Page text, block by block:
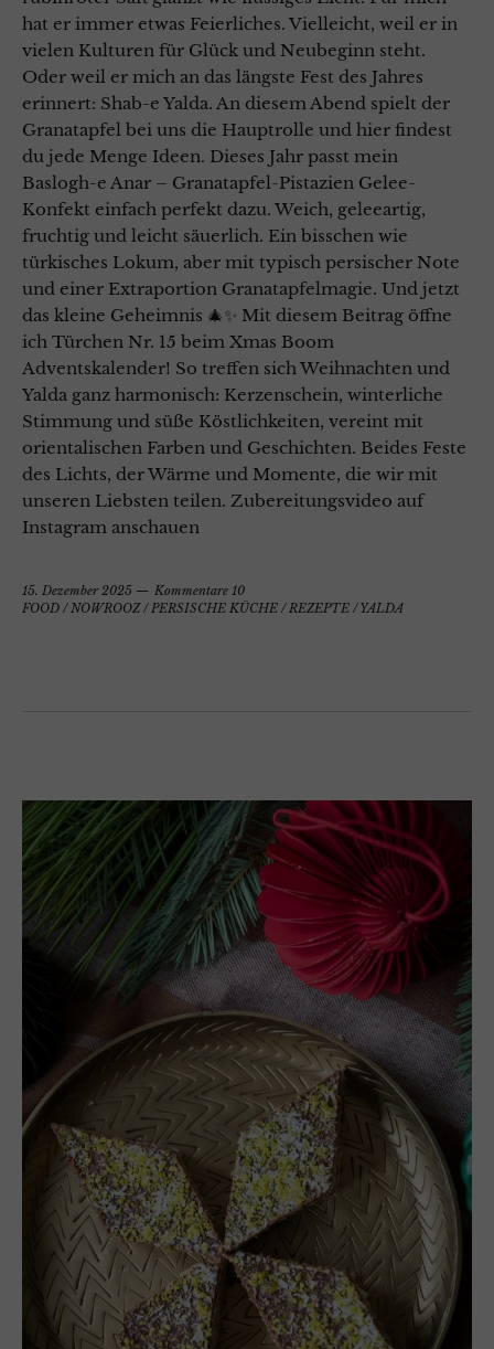
hat er immer etwas Feierliches. Vielleicht, weil er in
vielen Kulturen für Glück und Neubeginn steht.
Oder weil er mich an das längste Fest des Jahres
erinnert: Shab-e Yalda. An diesem Abend spielt der
Granatapfel bei uns die Hauptrolle und hier findest
du jede Menge Ideen. Dieses Jahr passt mein
Baslogh-e Anar – Granatapfel-Pistazien Gelee-
Konfekt einfach perfekt dazu. Weich, geleeartig,
fruchtig und leicht säuerlich. Ein bisschen wie
türkisches Lokum, aber mit typisch persischer Note
und einer Extraportion Granatapfelmagie. Und jetzt
das kleine Geheimnis 🎄✨ Mit diesem Beitrag öffne
ich Türchen Nr. 15 beim Xmas Boom
Adventskalender! So treffen sich Weihnachten und
Yalda ganz harmonisch: Kerzenschein, winterliche
Stimmung und süße Köstlichkeiten, vereint mit
orientalischen Farben und Geschichten. Beides Feste
des Lichts, der Wärme und Momente, die wir mit
unseren Liebsten teilen. Zubereitungsvideo auf
Instagram anschauen
15. Dezember 2025
Kommentare 10
FOOD /NOWROOZ/PERSISCHE KÜCHE /REZEPTE /YALDA